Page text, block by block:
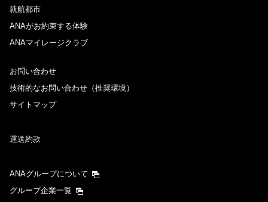
時間帯指定なし
経由地および乗り継ぎ所要時間を追加する
時間帯指定なし
就航都市
ANAがお約束する体験
ANAマイレージクラブ
お問い合わせ
技術的なお問い合わせ（推奨環境）
サイトマップ
運送約款
ANAグループについて
グループ企業一覧